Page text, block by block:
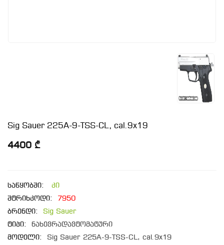
Sig Sauer 225A-9-TSS-CL, cal.9x19
4400 ₾
საწყობში:
კი
შტრიხკოდი:
7950
ბრენდი:
Sig Sauer
ტიპი:
ნახევრადავტომატური
მოდელი:
Sig Sauer 225A-9-TSS-CL, cal.9x19